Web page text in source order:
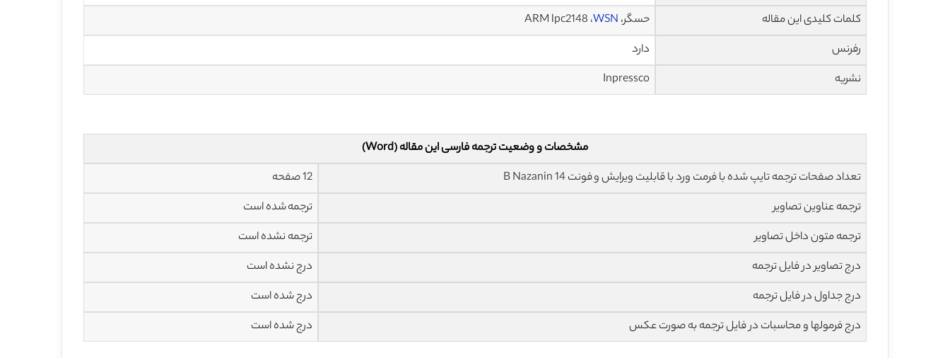
کلمات کلیدی این مقاله
حسگر، ARM lpc2148 ، WSN
رفرنس
دارد
نشریه
Inpressco
مشخصات و وضعیت ترجمه فارسی این مقاله (Word)
تعداد صفحات ترجمه تایپ شده با فرمت ورد با قابلیت ویرایش و فونت 14 B Nazanin
12 صفحه
ترجمه عناوین تصاویر
ترجمه شده است
ترجمه متون داخل تصاویر
ترجمه نشده است
درج تصاویر در فایل ترجمه
درج نشده است
درج جداول در فایل ترجمه
درج شده است
درج فرمولها و محاسبات در فایل ترجمه به صورت عکس
درج شده است